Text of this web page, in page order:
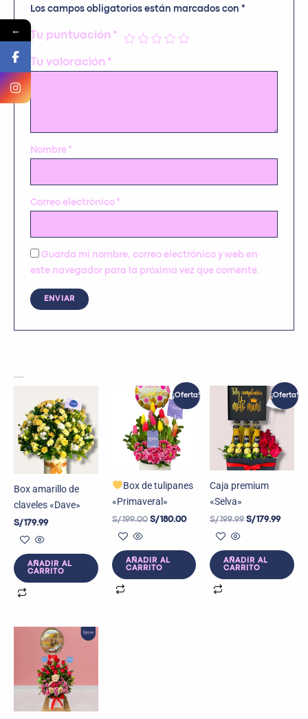
Los campos obligatorios están marcados con *
Tu puntuación *
Tu valoración *
Nombre *
Correo electrónico *
Guarda mi nombre, correo electrónico y web en
este navegador para la próxima vez que comente.
Box amarillo de
claveles «Dave»
S/179.99
AÑADIR AL
CARRITO
¡Oferta!
Box de tulipanes
«Primaveral»
S/199.00
El
precio
original
era:
S/ 199.00.
S/180.00
precio
AÑADIR AL
CARRITO
¡Oferta!
Caja premium
«Selva»
S/199.99
El
precio
original
era:
S/ 199.99.
S/179.99
precio
actual
AÑADIR AL
CARRITO
←